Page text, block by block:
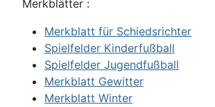
Merkblätter :
Merkblatt für Schiedsrichter
Spielfelder Kinderfußball
Spielfelder Jugendfußball
Merkblatt Gewitter
Merkblatt Winter